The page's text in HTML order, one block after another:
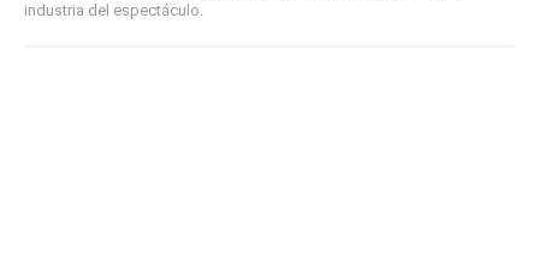
industria del espectáculo.